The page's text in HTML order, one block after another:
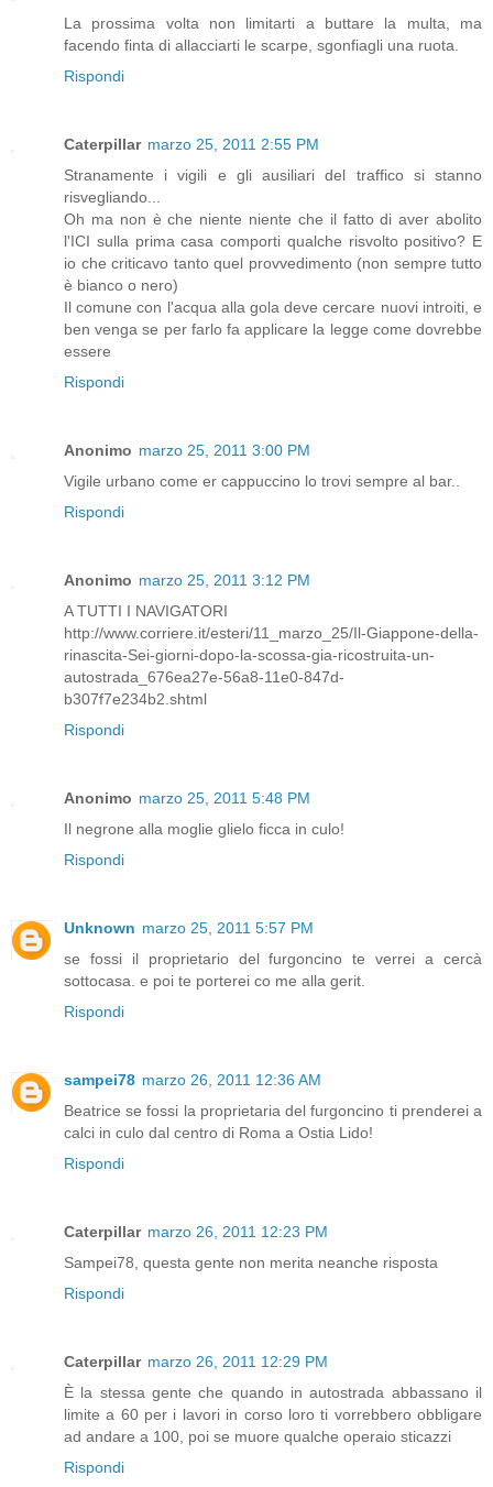
La prossima volta non limitarti a buttare la multa, ma
facendo finta di allacciarti le scarpe, sgonfiagli una ruota.
Rispondi
Caterpillar marzo 25, 2011 2:55 PM
Stranamente i vigili e gli ausiliari del traffico si stanno
risvegliando...
Oh ma non è che niente niente che il fatto di aver abolito
l'ICI sulla prima casa comporti qualche risvolto positivo? E
io che criticavo tanto quel provvedimento (non sempre tutto
è bianco o nero)
Il comune con l'acqua alla gola deve cercare nuovi introiti, e
ben venga se per farlo fa applicare la legge come dovrebbe
essere
Rispondi
Anonimo marzo 25, 2011 3:00 PM
Vigile urbano come er cappuccino lo trovi sempre al bar..
Rispondi
Anonimo marzo 25, 2011 3:12 PM
A TUTTI I NAVIGATORI
http://www.corriere.it/esteri/11_marzo_25/Il-Giappone-della-
rinascita-Sei-giorni-dopo-la-scossa-gia-ricostruita-un-
autostrada_676ea27e-56a8-11e0-847d-
b307f7e234b2.shtml
Rispondi
Anonimo marzo 25, 2011 5:48 PM
Il negrone alla moglie glielo ficca in culo!
Rispondi
Unknown marzo 25, 2011 5:57 PM
se fossi il proprietario del furgoncino te verrei a cercà
sottocasa. e poi te porterei co me alla gerit.
Rispondi
sampei78 marzo 26, 2011 12:36 AM
Beatrice se fossi la proprietaria del furgoncino ti prenderei a
calci in culo dal centro di Roma a Ostia Lido!
Rispondi
Caterpillar marzo 26, 2011 12:23 PM
Sampei78, questa gente non merita neanche risposta
Rispondi
Caterpillar marzo 26, 2011 12:29 PM
È la stessa gente che quando in autostrada abbassano il
limite a 60 per i lavori in corso loro ti vorrebbero obbligare
ad andare a 100, poi se muore qualche operaio sticazzi
Rispondi